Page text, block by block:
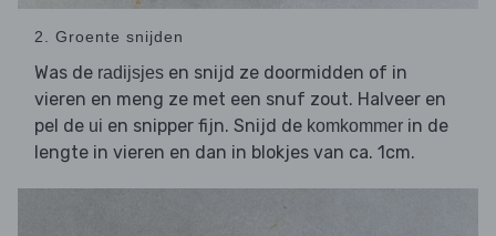
2. Groente snijden
Was de radijsjes en snijd ze doormidden of in
vieren en meng ze met een snuf zout. Halveer en
pel de ui en snipper fijn. Snijd de komkommer in de
lengte in vieren en dan in blokjes van ca. 1cm.